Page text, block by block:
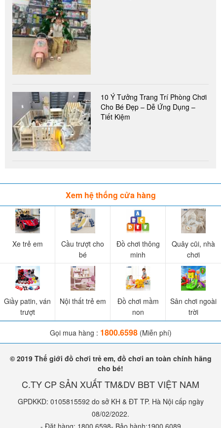
10 Ý Tưởng Trang Trí Phòng Chơi
Cho Bé Đẹp – Dễ Ứng Dụng –
Tiết Kiệm
Xem hệ thống cửa hàng
Xe trẻ em
Cầu trượt cho
bé
Đồ chơi thông
minh
Quây cũi, nhà
chơi
Giầy patin, ván
trượt
Nội thất trẻ em
Đồ chơi mầm
non
Sân chơi ngoài
trời
Gọi mua hàng : 1800.6598(Miễn phí)
© 2019 Thế giới đồ chơi trẻ em, đồ chơi an toàn chính hãng
cho bé!
C.TY CP SẢN XUẤT TM&DV BBT VIỆT NAM
GPDKKD: 0105815592 do sở KH & ĐT TP. Hà Nội cấp ngày
08/02/2022.
- Đặt hàng: 1800.6598- Bảo hành:1900.6089